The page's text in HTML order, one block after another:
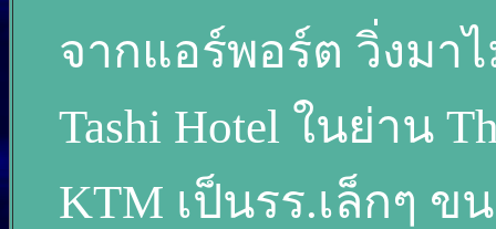
จากแอร์พอร์ต วิ่งมา
Tashi Hotel ในย่าน
KTM เป็นรร.เล็กๆ